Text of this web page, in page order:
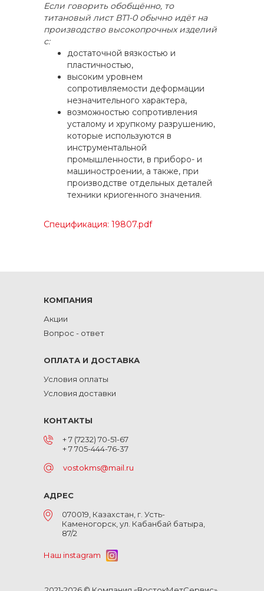
Если говорить обобщённо, то
титановый лист ВТ1-0 обычно идёт на
производство высокопрочных изделий
с:
достаточной вязкостью и
пластичностью,
высоким уровнем
сопротивляемости деформации
незначительного характера,
возможностью сопротивления
усталому и хрупкому разрушению,
которые используются в
инструментальной
промышленности, в приборо- и
машиностроении, а также, при
производстве отдельных деталей
техники криогенного значения.
Спецификация: 19807.pdf
КОМПАНИЯ
Акции
Вопрос - ответ
ОПЛАТА И ДОСТАВКА
Условия оплаты
Условия доставки
КОНТАКТЫ
+ 7 (7232) 70-51-67
+ 7 705-444-76-37
vostokms@mail.ru
АДРЕС
070019, Казахстан, г. Усть-
Каменогорск, ул. Кабанбай батыра,
87/2
Наш instagram